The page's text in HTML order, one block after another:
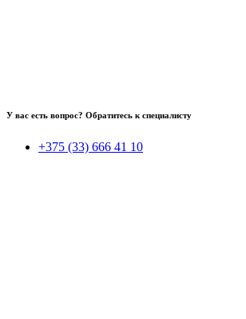
У вас есть вопрос? Обратитесь к специалисту
+375 (33) 666 41 10